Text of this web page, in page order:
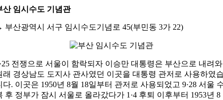
산 임시수도 기념관
부산광역시 서구 임시수도기념로 45(부민동 3가 22)
전쟁으로 서울이 함락되자 이승만 대통령은 부산으로 내려와
래 경상남도 도지사 관사였던 이곳을 대통령 관저로 사용하였
다. 이곳은 1950년 8월 18일부터 관저로 사용되었고 9·28 서울
후 정부가 잠시 서울로 올라갔다가 1·4 후퇴 이후부터 1953년 8